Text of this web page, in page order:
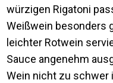
würzigen Rigatoni
Weißwein besonders
leichter Rotwein
Sauce angenehm
Wein nicht zu schwer